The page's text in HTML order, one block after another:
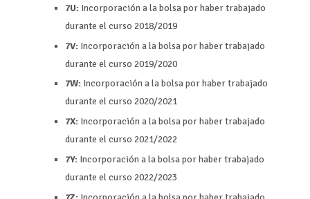
7U: Incorporación a la bolsa por haber trabajado
durante el curso 2018/2019
7V: Incorporación a la bolsa por haber trabajado
durante el curso 2019/2020
7W: Incorporación a la bolsa por haber trabajado
durante el curso 2020/2021
7X: Incorporación a la bolsa por haber trabajado
durante el curso 2021/2022
7Y: Incorporación a la bolsa por haber trabajado
durante el curso 2022/2023